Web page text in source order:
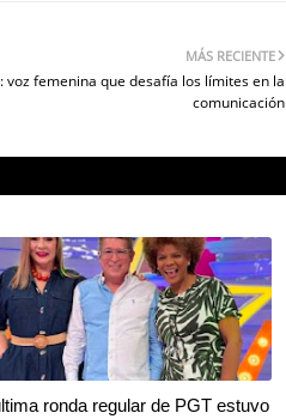
MÁS RECIENTE
voz femenina que desafía los límites en la
comunicación
ronda regular de PGT estuvo